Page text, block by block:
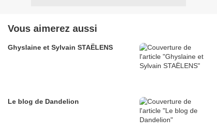
Vous aimerez aussi
Ghyslaine et Sylvain STAËLENS
Le blog de Dandelion